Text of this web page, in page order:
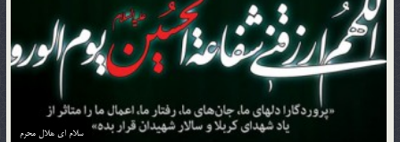
منزل به منزل با کاروان حسین بن علی علیه السلام